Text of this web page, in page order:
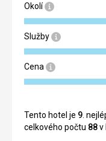
Okolí
Služby
Cena
Tento hotel je 9 .
celkového počtu 88v